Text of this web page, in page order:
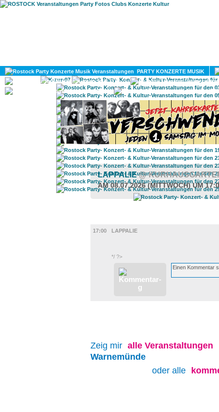
PARTY KONZERTE MUSIK
KULTUR
GAY
LAPPALIE@
AM 08.07.2026 (MITTWOCH) UM
17:00
LAPPALIE
*/ ?>
Zeig mir alle Veranstaltungen
Warnemünde
oder alle